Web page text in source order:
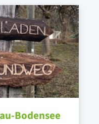
Bodensee